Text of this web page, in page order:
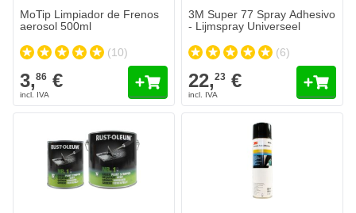
MoTip Limpiador de Frenos
aerosol 500ml
(10)
3,86 €
3M Super 77 Spray Adhesivo
- Lijmspray Universeel
(6)
22,23 €
Rust-Oleum Decapante en lata - Nº 1 Decapante
Se envía mañana
Contenido
€
Cantidad
Añadir al carrito